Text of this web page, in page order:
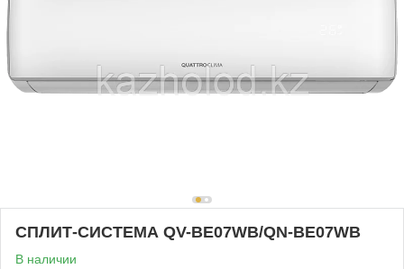
СПЛИТ-СИСТЕМА QV-BE07WB/QN-BE07WB
В наличии